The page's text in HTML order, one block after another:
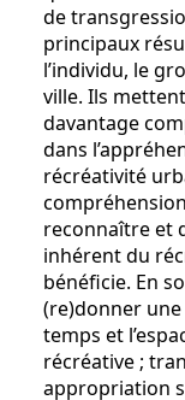
de
principaux
l’individu, le
ville. Ils
davantage
dans
récréativité
reconnaître et
inhérent du
bénéficie. En
(re)donner
temps et
récréative ;
appropriation